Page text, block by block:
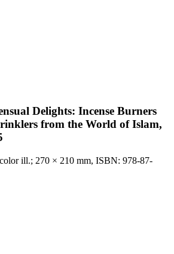
Delights: Incense Burners
from the World of Islam,
ill.; 270 × 210 mm, ISBN: 978-87-